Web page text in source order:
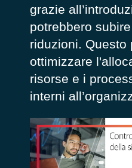
grazie
potrebbero
riduzioni. Questo
ottimizzare
risorse e i
interni